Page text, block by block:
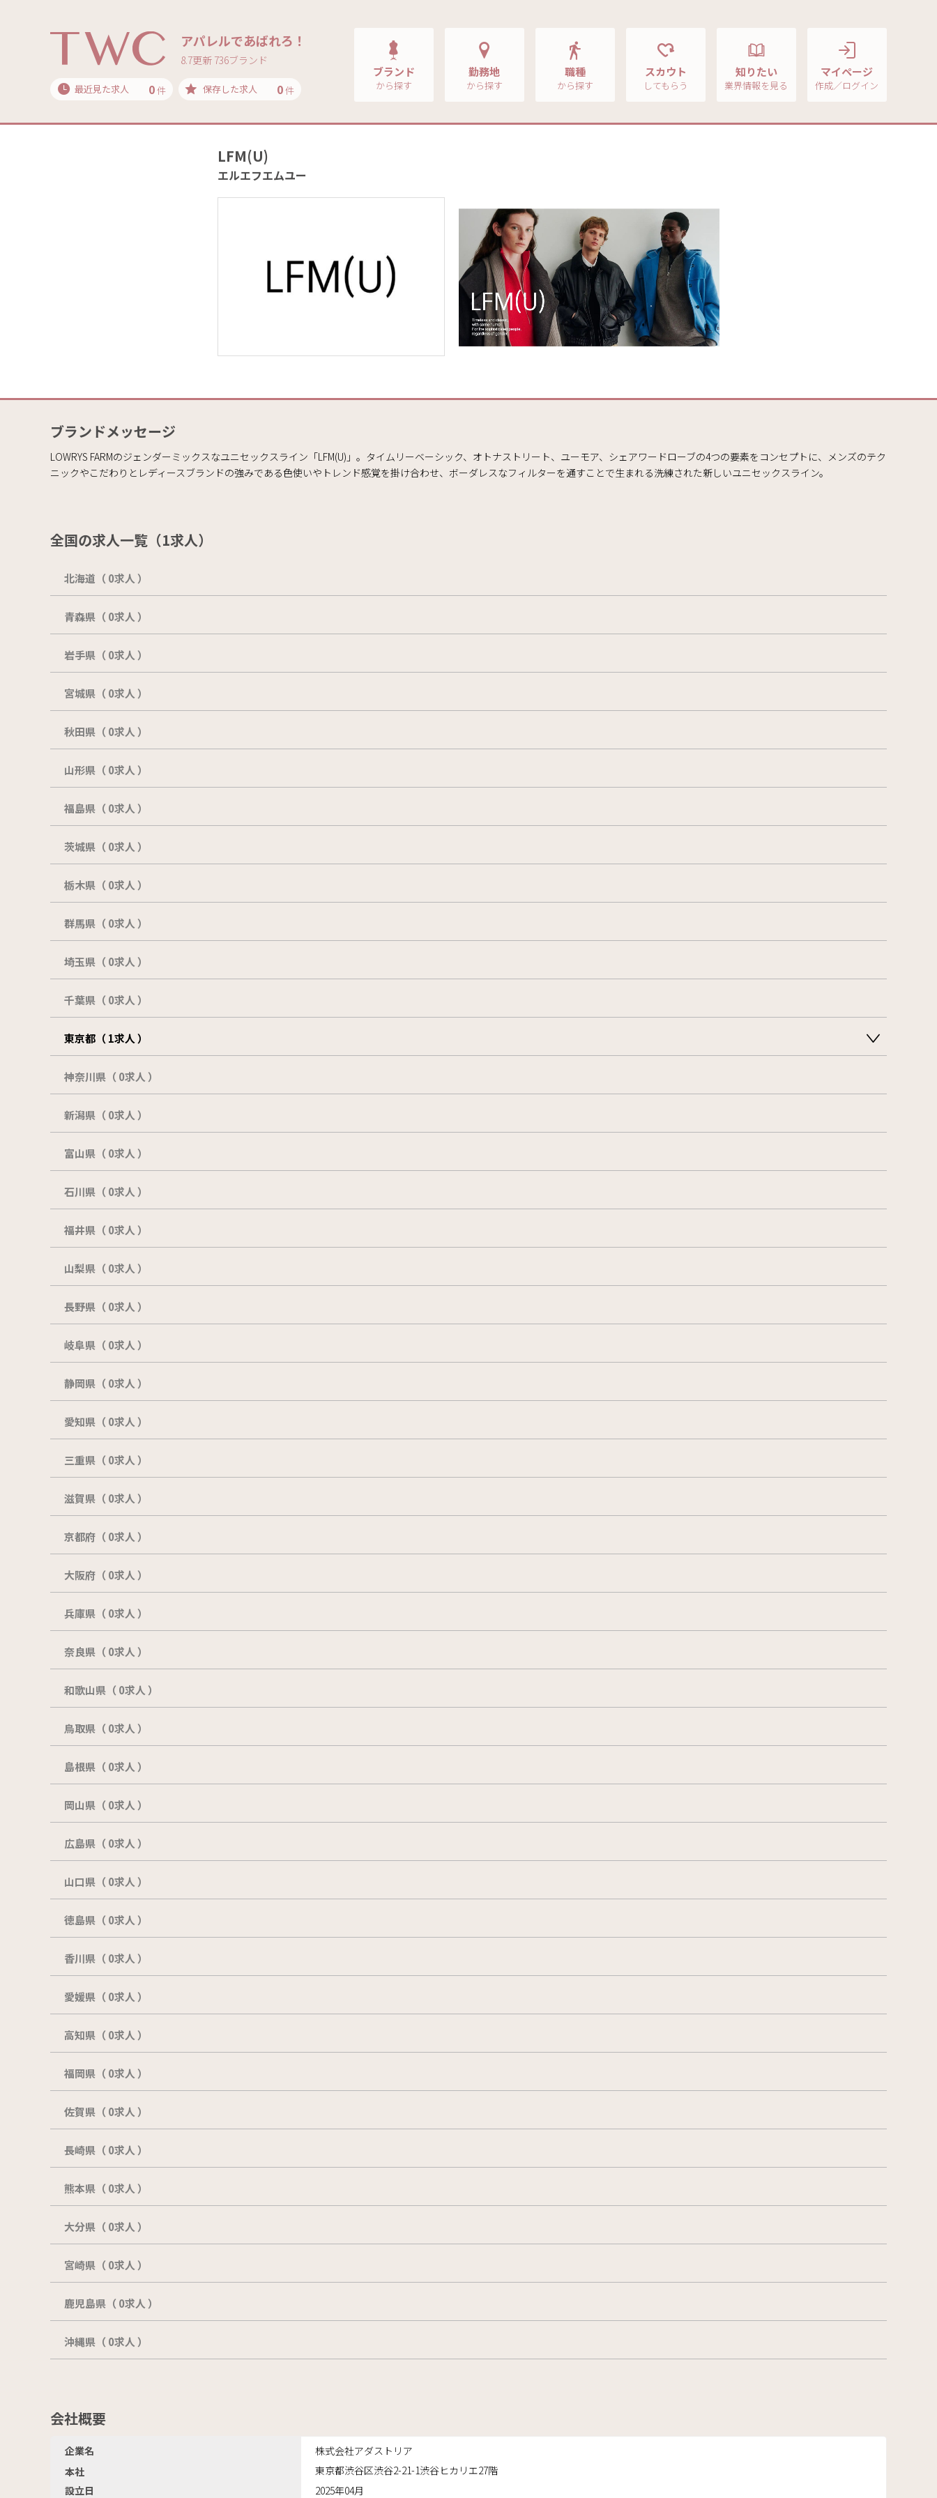
アパレルであばれろ！
8.7更新 736ブランド
最近見た求人 0件 保存した求人 0件
ブランド
から探す
勤務地
から探す
職種
から探す
スカウト
してもらう
知りたい
業界情報を見る
マイページ
作成／ログイン
LFM(U)
エルエフエムユー
ブランドメッセージ
LOWRYS FARMのジェンダーミックスなユニセックスライン「LFM(U)」。タイムリーベーシック、オトナストリート、ユーモア、シェアワードローブの4つの要素をコンセプトに、メンズのテク
ニックやこだわりとレディースブランドの強みである色使いやトレンド感覚を掛け合わせ、ボーダレスなフィルターを通すことで生まれる洗練された新しいユニセックスライン。
全国の求人一覧（1求人）
北海道（ 0求人 ）
青森県（ 0求人 ）
岩手県（ 0求人 ）
宮城県（ 0求人 ）
秋田県（ 0求人 ）
山形県（ 0求人 ）
福島県（ 0求人 ）
茨城県（ 0求人 ）
栃木県（ 0求人 ）
群馬県（ 0求人 ）
埼玉県（ 0求人 ）
千葉県（ 0求人 ）
東京都（ 1求人 ）
神奈川県（ 0求人 ）
新潟県（ 0求人 ）
富山県（ 0求人 ）
石川県（ 0求人 ）
福井県（ 0求人 ）
山梨県（ 0求人 ）
長野県（ 0求人 ）
岐阜県（ 0求人 ）
静岡県（ 0求人 ）
愛知県（ 0求人 ）
三重県（ 0求人 ）
滋賀県（ 0求人 ）
京都府（ 0求人 ）
大阪府（ 0求人 ）
兵庫県（ 0求人 ）
奈良県（ 0求人 ）
和歌山県（ 0求人 ）
鳥取県（ 0求人 ）
島根県（ 0求人 ）
岡山県（ 0求人 ）
広島県（ 0求人 ）
山口県（ 0求人 ）
徳島県（ 0求人 ）
香川県（ 0求人 ）
愛媛県（ 0求人 ）
高知県（ 0求人 ）
福岡県（ 0求人 ）
佐賀県（ 0求人 ）
長崎県（ 0求人 ）
熊本県（ 0求人 ）
大分県（ 0求人 ）
宮崎県（ 0求人 ）
鹿児島県（ 0求人 ）
沖縄県（ 0求人 ）
会社概要
企業名
株式会社アダストリア
本社
東京都渋谷区渋谷2-21-1渋谷ヒカリエ27階
設立日
2025年04月